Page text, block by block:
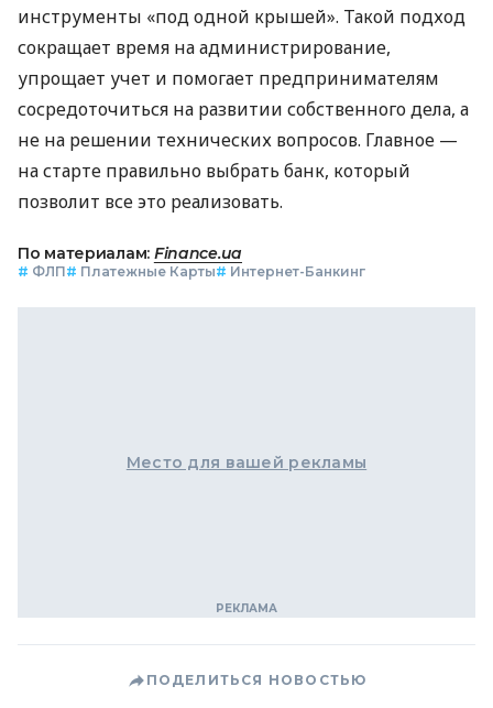
инструменты «под одной крышей». Такой подход
сокращает время на администрирование,
упрощает учет и помогает предпринимателям
сосредоточиться на развитии собственного дела, а
не на решении технических вопросов. Главное —
на старте правильно выбрать банк, который
позволит все это реализовать.
По материалам: Finance.ua
# ФЛП# Платежные Карты# Интернет-Банкинг
Место для вашей рекламы
ПОДЕЛИТЬСЯ НОВОСТЬЮ